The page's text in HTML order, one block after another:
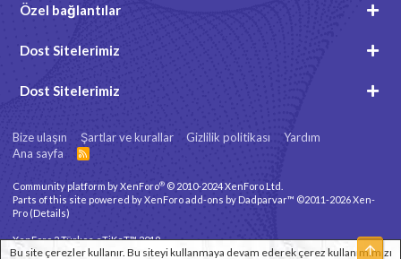
Özel bağlantılar
Dost Sitelerimiz
Dost Sitelerimiz
Bize ulaşın Şartlar ve kurallar Gizlilik politikası
Yardım
Ana sayfa
R
Community platform by XenForo® © 2010-2024 XenForo Ltd.
Parts of this site powered byXenForo add-ons by Dadparvar™ ©2011-2026Xen-
Pro (Details)
XenForo 2 Türkçe eTiKeT™ 2019
Bu site çerezler kullanır. Bu siteyi kullanmaya devam ederek çerez kullanımımızı
Üst